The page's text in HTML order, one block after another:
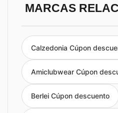
MARCAS
Calzedonia Cúpon
Amiclubwear Cúpon
Berlei Cúpon descuento